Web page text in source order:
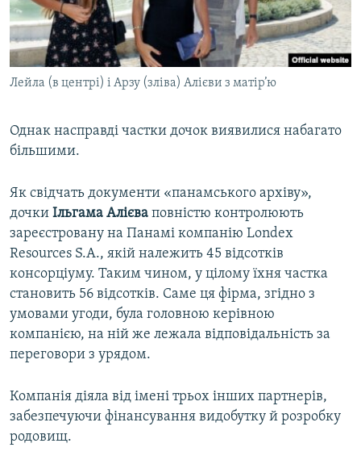
Лейла (в центрі) і Арзу (зліва) Алієви з матір’ю
Однак насправді частки дочок виявилися набагато
більшими.
Як свідчать документи «панамського архіву»,
дочки Ільгама Алієва повністю контролюють
зареєстровану на Панамі компанію Londex
Resources S.A., якій належить 45 відсотків
консорціуму. Таким чином, у цілому їхня частка
становить 56 відсотків. Саме ця фірма, згідно з
умовами угоди, була головною керівною
компанією, на ній же лежала відповідальність за
переговори з урядом.
Компанія діяла від імені трьох інших партнерів,
забезпечуючи фінансування видобутку й розробку
родовищ.